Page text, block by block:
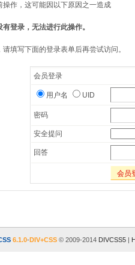
操作，这可能因以下原因之一造成
登录，无法进行此操作。
填写下面的登录表单后再尝试访问。
会员登录
用户名 UID
密码
安全提问
回答
会员
6.1.0-DIV+CSS© 2009-2014 DIVCSS5|